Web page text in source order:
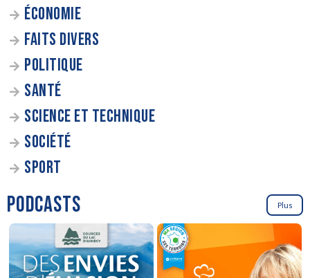
ÉCONOMIE
FAITS DIVERS
POLITIQUE
SANTÉ
SCIENCE ET TECHNIQUE
SOCIÉTÉ
SPORT
PODCASTS Plus